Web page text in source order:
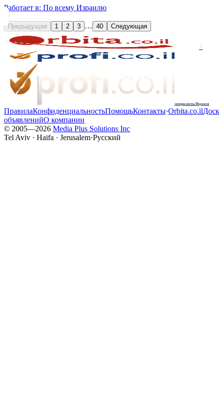
Работает в: По всему Израилю
Предыдущая 1 2 3 … 40 Следующая
+
специалисты Израиля
ПравилаКонфиденциальностьПомощьКонтакты·Orbita.co.il
объявленийО компании
© 2005—2026 Media Plus Solutions Inc
Tel Aviv · Haifa · Jerusalem·Русский